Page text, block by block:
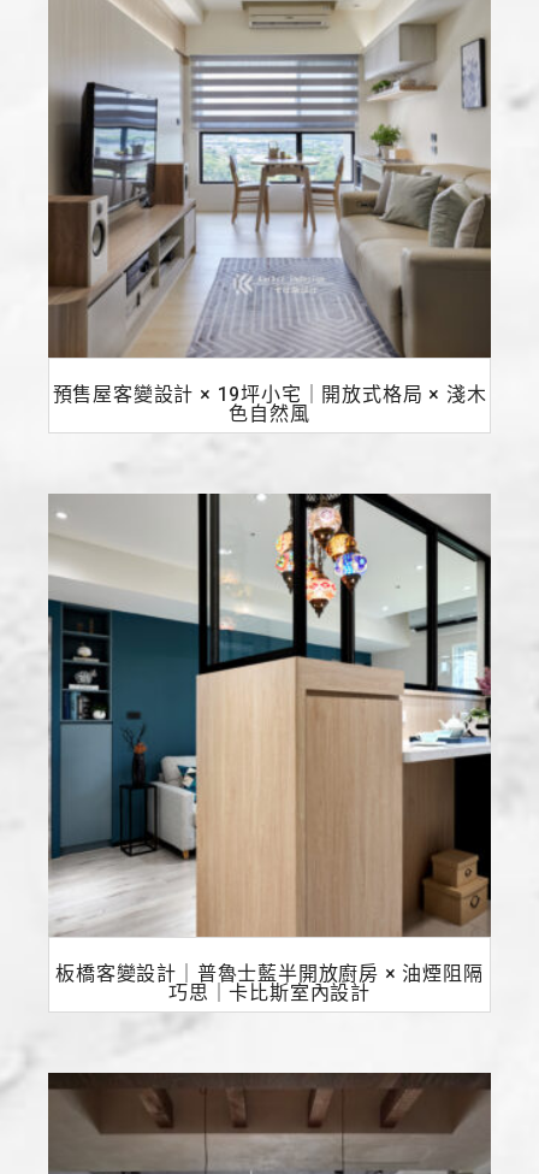
預售屋客變設計 × 19坪小宅｜開放式格局 × 淺木
色自然風
板橋客變設計｜普魯士藍半開放廚房 × 油煙阻隔
巧思｜卡比斯室內設計